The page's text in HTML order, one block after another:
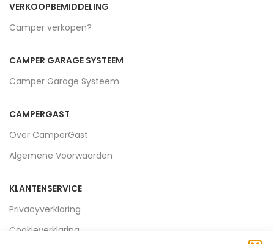
VERKOOPBEMIDDELING
Camper verkopen?
CAMPER GARAGE SYSTEEM
Camper Garage Systeem
CAMPERGAST
Over CamperGast
Algemene Voorwaarden
KLANTENSERVICE
Privacyverklaring
Cookieverklaring